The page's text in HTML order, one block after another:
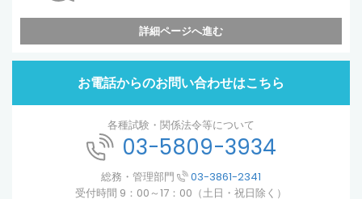
詳細ページへ進む
お電話からのお問い合わせはこちら
各種試験・関係法令等について
03-5809-3934
総務・管理部門
03-3861-2341
受付時間 9：00～17：00（土日・祝日除く）